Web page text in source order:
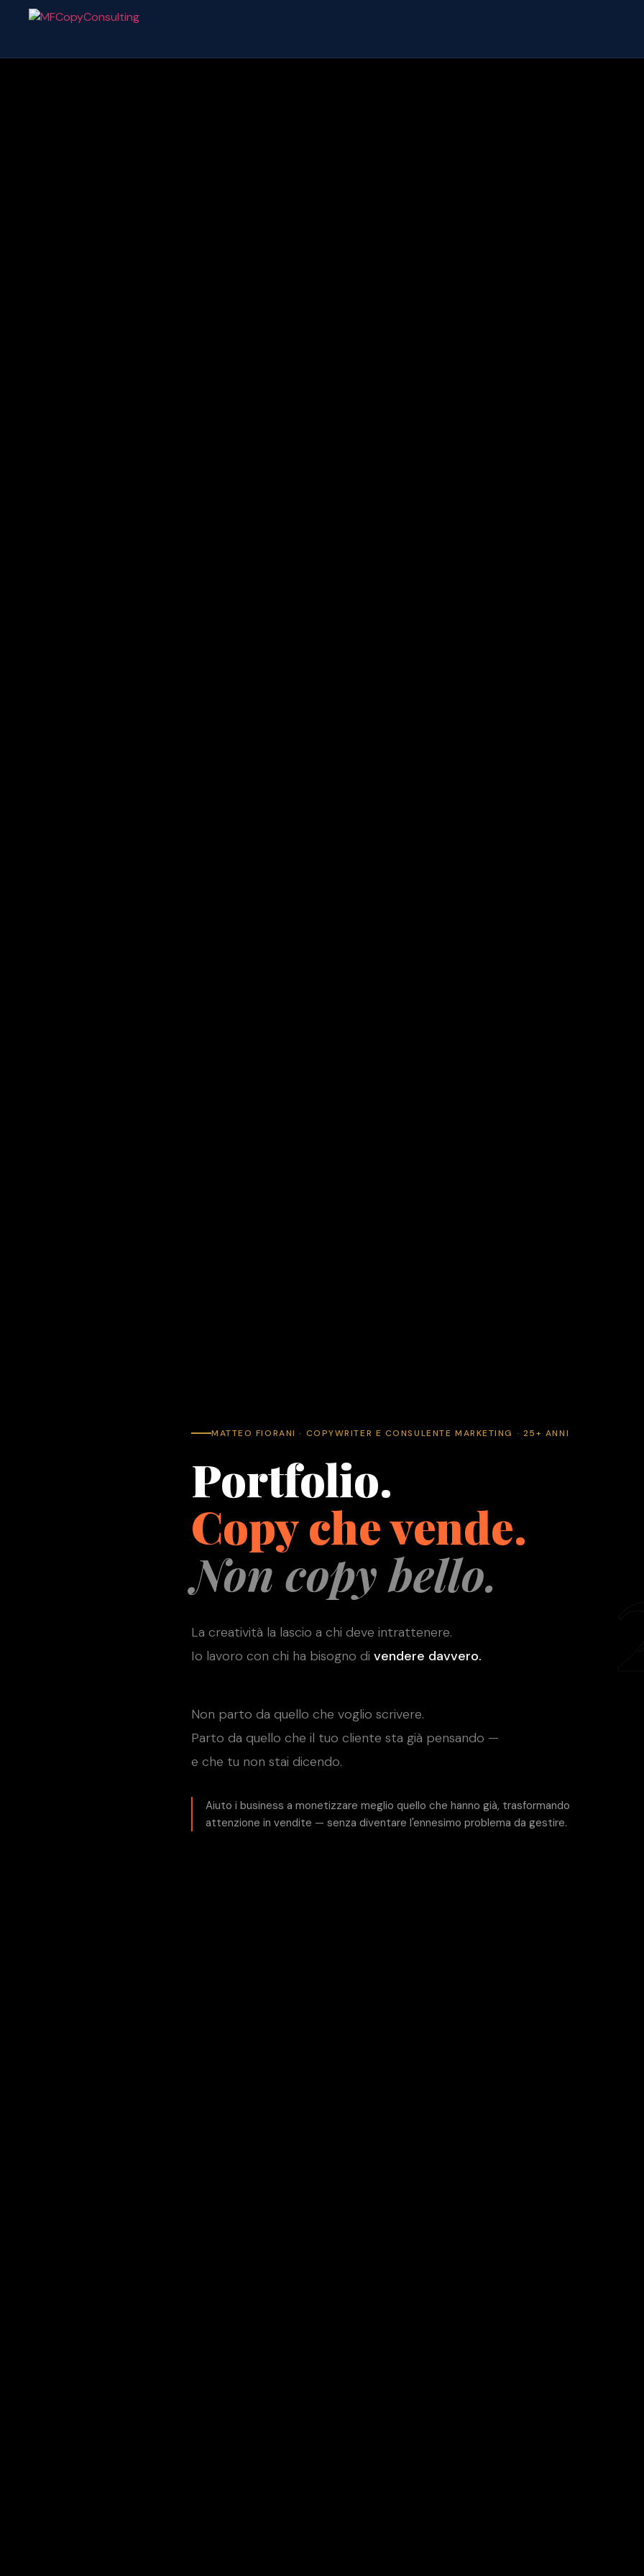
MATTEO FIORANI · COPYWRITER E CONSULENTE MARKETING · 25+ ANNI
Portfolio.
Copy che vende.
Non copy bello.
La creatività la lascio a chi deve intrattenere.
Io lavoro con chi ha bisogno di vendere davvero.
Non parto da quello che voglio scrivere.
Parto da quello che il tuo cliente sta già pensando —
e che tu non stai dicendo.
Aiuto i business a monetizzare meglio quello che hanno già, trasformando
attenzione in vendite — senza diventare l'ennesimo problema da gestire.